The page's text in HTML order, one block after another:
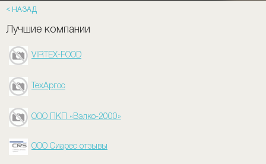
НАЗАД
Лучшие компании
VIRTEX-FOOD
ТехАргос
ООО ПКП «Вэлко-2000»
ООО Сиарес отзывы